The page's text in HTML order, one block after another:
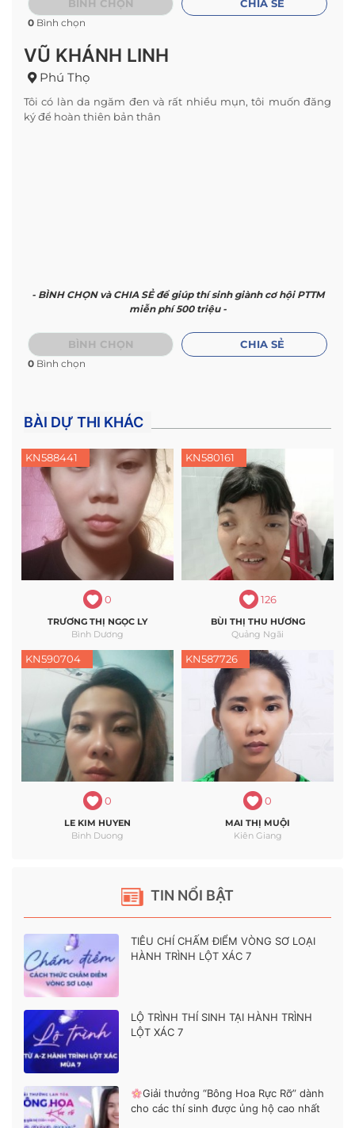
TIN NỔI BẬT
TIÊU CHÍ CHẤM ĐIỂM VÒNG SƠ LOẠI
HÀNH TRÌNH LỘT XÁC 7
LỘ TRÌNH THÍ SINH TẠI HÀNH TRÌNH
LỘT XÁC 7
Giải thưởng “Bông Hoa Rực Rỡ” dành
cho các thí sinh được ủng hộ cao nhất
BÌNH CHỌN
0 Bình chọn
CHIA SẺ
VŨ KHÁNH LINH
Phú Thọ
Tôi có làn da ngăm đen và rất nhiều mụn, tôi muốn đăng
ký để hoàn thiên bản thân
- BÌNH CHỌN và CHIA SẺ để giúp thí sinh giành cơ hội PTTM
miễn phí 500 triệu -
BÌNH CHỌN
0 Bình chọn
CHIA SẺ
BÀI DỰ THI KHÁC
KN588441
0
TRƯƠNG THỊ NGỌC LY
Bình Dương
KN580161
126
BÙI THỊ THU HƯƠNG
Quảng Ngãi
KN590704
0
LE KIM HUYEN
Binh Duong
KN587726
0
MAI THỊ MUỘI
Kiên Giang